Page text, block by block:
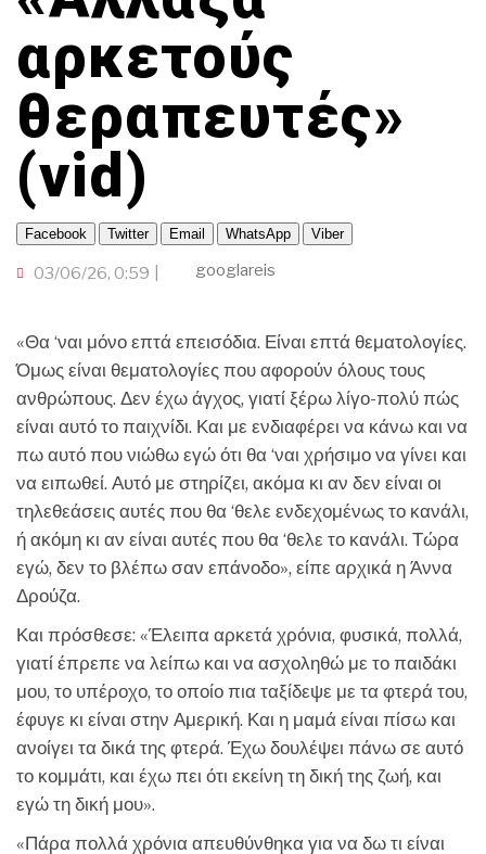
TRAVELLER
INFLUENCER
GAMER
ΒΡΟΥΜ ΒΡΟΥΜ
ΤΟΠΙΚΗ ΑΥΤΟΔΙΟΙΚΗΣΗ
ΠΟΡΤΟΚΑΛΙ ΘΕΑ
ΑΛΛΑ ΣΠΟΡ
ΠΑΜΕ ΘΕΑΤΡΟ
CINEΜΑΔΕΣ
Ο ΛΑΟΣ ΤΡΑΓΟΥΔΙ ΘΕΛΕΙ
ΜΕΓΑΣ CHEF
ΕΚΕΙ ΣΤΑ ΞΕΝΑ
αρκετούς
θεραπευτές»
(vid)
Facebook Twitter Email WhatsApp Viber
03/06/26, 0:59 googlareis
«Θα ‘ναι μόνο επτά επεισόδια. Είναι επτά θεματολογίες.
Όμως είναι θεματολογίες που αφορούν όλους τους
ανθρώπους. Δεν έχω άγχος, γιατί ξέρω λίγο-πολύ πώς
είναι αυτό το παιχνίδι. Και με ενδιαφέρει να κάνω και να
πω αυτό που νιώθω εγώ ότι θα ‘ναι χρήσιμο να γίνει και
να ειπωθεί. Αυτό με στηρίζει, ακόμα κι αν δεν είναι οι
τηλεθεάσεις αυτές που θα ‘θελε ενδεχομένως το κανάλι,
ή ακόμη κι αν είναι αυτές που θα ‘θελε το κανάλι. Τώρα
εγώ, δεν το βλέπω σαν επάνοδο», είπε αρχικά η Άννα
Δρούζα.
Και πρόσθεσε: «Έλειπα αρκετά χρόνια, φυσικά, πολλά,
γιατί έπρεπε να λείπω και να ασχοληθώ με το παιδάκι
μου, το υπέροχο, το οποίο πια ταξίδεψε με τα φτερά του,
έφυγε κι είναι στην Αμερική. Και η μαμά είναι πίσω και
ανοίγει τα δικά της φτερά. Έχω δουλέψει πάνω σε αυτό
το κομμάτι, και έχω πει ότι εκείνη τη δική της ζωή, και
εγώ τη δική μου».
«Πάρα πολλά χρόνια απευθύνθηκα για να δω τι είναι